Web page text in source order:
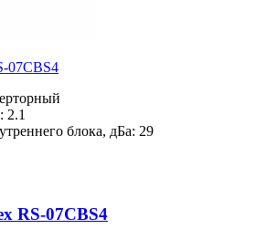
07CBS4
2.1
блока, дБа: 29
RS-07CBS4